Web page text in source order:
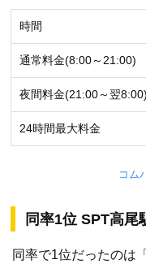
時間
通常料金(8:00～21:00)
夜間料金(21:00～翌8:00)
24時間最大料金
コム
同率1位 SPT高尾
同率で1位だったのは